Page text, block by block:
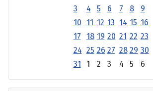
3
4 5 6 7 8
9
10
11 12 13 14 15 16
17
18 19 20 21 22 23
24 25 26 27 28 29 30
31
1 2 3 4 5 6